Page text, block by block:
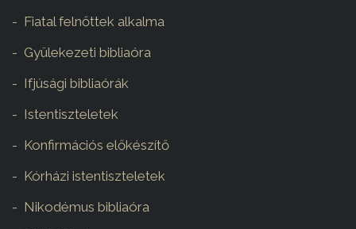
Fiatal felnőttek alkalma
Gyülekezeti bibliaóra
Ifjúsági bibliaórák
Istentiszteletek
Konfirmációs előkészítő
Kórházi istentiszteletek
Nikodémus bibliaóra